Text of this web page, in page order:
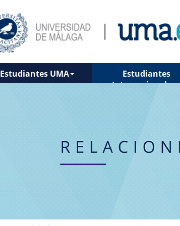
Estudiantes UMA
Estudiantes
Internacionales